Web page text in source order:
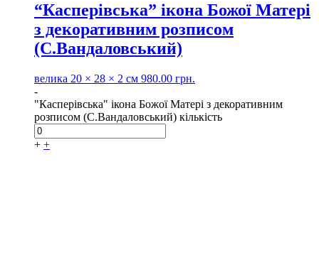
“Касперівська” ікона Божої Матері
з декоративним розписом
(С.Вандаловський)
велика 20 × 28 × 2 см 980.00 грн.
-
"Касперівська" ікона Божої Матері з декоративним
розписом (С.Вандаловський) кількість
+ +